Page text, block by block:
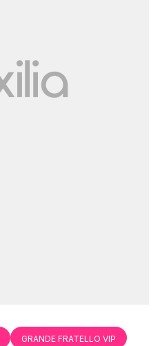
GRANDE FRATELLO VIP